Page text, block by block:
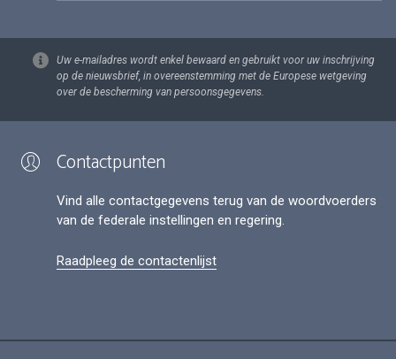
Uw e-mailadres wordt enkel bewaard en gebruikt voor uw inschrijving
op de nieuwsbrief, in overeenstemming met de Europese wetgeving
over de bescherming van persoonsgegevens.
Contactpunten
Vind alle contactgegevens terug van de woordvoerders
van de federale instellingen en regering.
Raadpleeg de contactenlijst